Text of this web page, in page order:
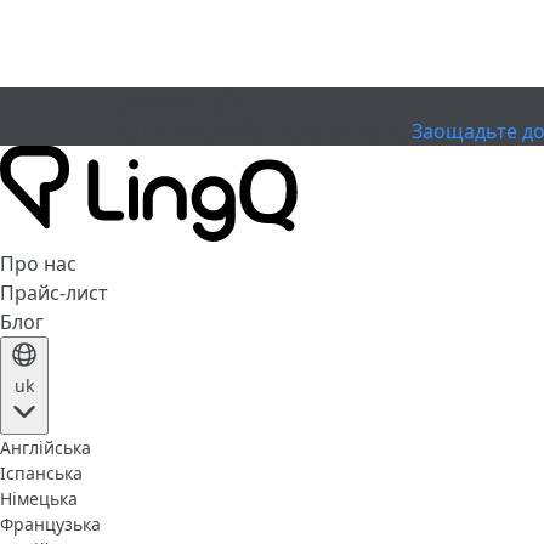
Заощадьте
Про нас
Прайс-лист
Блог
uk
Англійська
Іспанська
Німецька
Французька